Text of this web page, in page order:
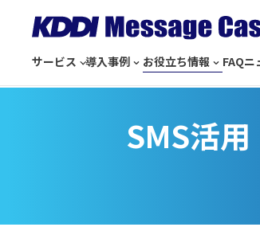
サービス 導入事例 お役立ち情報 FAQニ
SMS活